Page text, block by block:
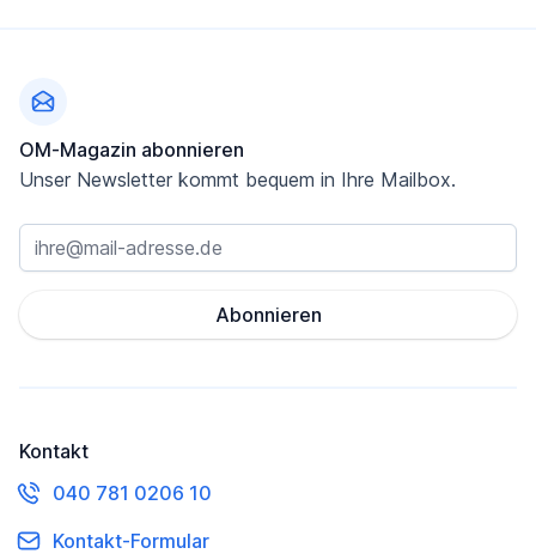
OM-Magazin abonnieren
Unser Newsletter kommt bequem in Ihre Mailbox.
Abonnieren
Kontakt
040 781 0206 10
Kontakt-Formular